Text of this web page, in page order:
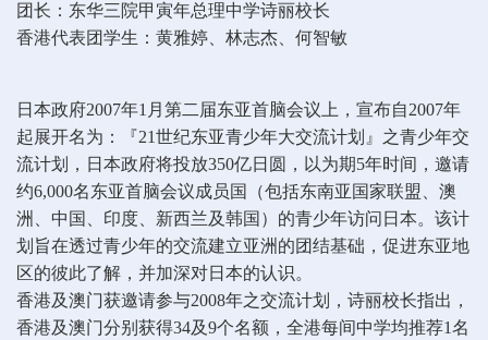
团长：东华三院甲寅年总理中学诗丽校长
香港代表团学生：黄雅婷、林志杰、何智敏
日本政府2007年1月第二届东亚首脑会议上，宣布自2007年
起展开名为：『21世纪东亚青少年大交流计划』之青少年交
流计划，日本政府将投放350亿日圆，以为期5年时间，邀请
约6,000名东亚首脑会议成员国（包括东南亚国家联盟、澳
洲、中国、印度、新西兰及韩国）的青少年访问日本。该计
划旨在透过青少年的交流建立亚洲的团结基础，促进东亚地
区的彼此了解，并加深对日本的认识。
香港及澳门获邀请参与2008年之交流计划，诗丽校长指出，
香港及澳门分别获得34及9个名额，全港每间中学均推荐1名